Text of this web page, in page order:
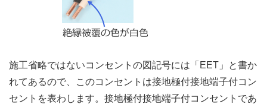
施工省略ではないコンセントの図記号には「EET」と書か
れてあるので、このコンセントは接地極付接地端子付コン
セントを表わします。接地極付接地端子付コンセントであ